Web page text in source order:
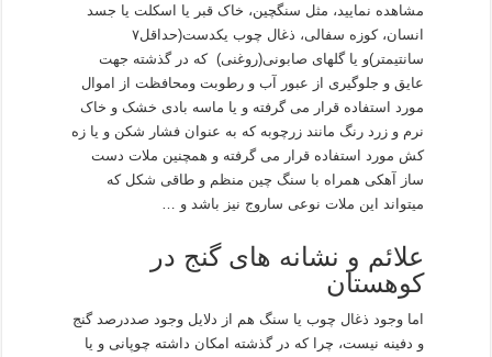
مشاهده نمایید، مثل سنگچین، خاک قبر یا اسکلت یا جسد
انسان، کوزه سفالی، ذغال چوب یکدست(حداقل۷
سانتیمتر)و یا گلهای صابونی(روغنی) که در گذشته جهت
عایق و جلوگیری از عبور آب و رطوبت ومحافظت از اموال
مورد استفاده قرار می گرفته و یا ماسه بادی خشک و خاک
نرم و زرد رنگ مانند زرچوبه که به عنوان فشار شکن و یا زه
کش مورد استفاده قرار می گرفته و همچنین ملات دست
ساز آهکی همراه با سنگ چین منظم و طاقی شکل که
میتواند این ملات نوعی ساروج نیز باشد و …
علائم و نشانه های گنج در
کوهستان
اما وجود ذغال چوب یا سنگ هم از دلایل وجود صددرصد گنج
و دفینه نیست، چرا که در گذشته امکان داشته چوپانی و یا